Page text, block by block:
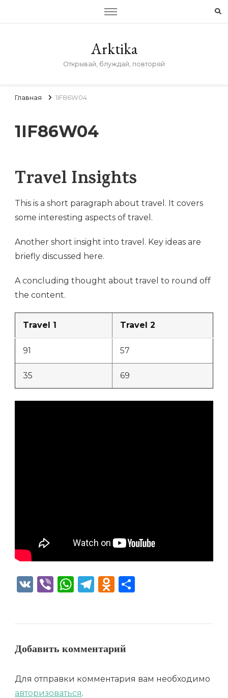
Arktika
Открывай, блуждай, повторяй
Главная 1IF86W04
1IF86W04
Travel Insights
This is a short paragraph about travel. It covers
some interesting aspects of travel.
Another short insight into travel. Key ideas are
briefly discussed here.
A concluding thought about travel to round off
the content.
Travel 1 Travel 2
91 57
35 69
VK ViberWhatsApp
Telegram
Odnoklassniki
Добавить комментарий
Для отправки комментария вам необходимо
авторизоваться.